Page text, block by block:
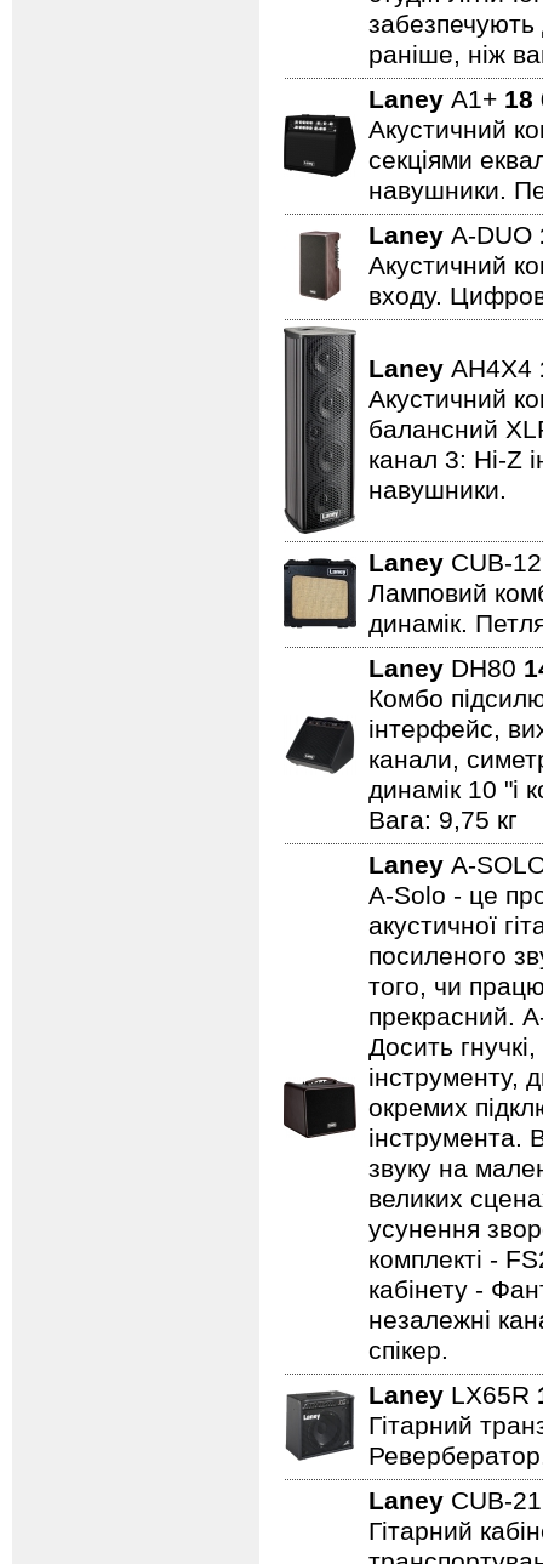
забезпечують
раніше, ніж
Laney A1+ 18
Акустичний
секціями
навушники.
Laney A-DUO
Акустичний
входу.
Laney AH4X4
Акустичний
балансний
канал 3: Hi-Z
навушники.
Laney CUB-
Ламповий
динамік.
Laney DH80
Комбо
інтерфейс,
канали,
динамік 10 "і
Вага: 9,75 кг
Laney A-
A-Solo - це
акустичної
посиленого
того, чи
прекрасний.
Досить
інструменту,
окремих
інструмента.
звуку на
великих
усунення
комплекті -
кабінету -
незалежні
спікер.
Laney LX65R
Гітарний
Laney CUB-
Гітарний